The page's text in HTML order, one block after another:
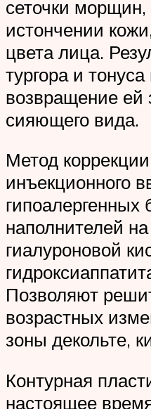
сеточки морщин,
истончении
цвета лица.
тургора и
возвращение ей
сияющего вида.
Метод
инъекционного
наполнителей
гиалуроновой
Позволяют
возрастных
зоны декольте,
Контурная
настоящее